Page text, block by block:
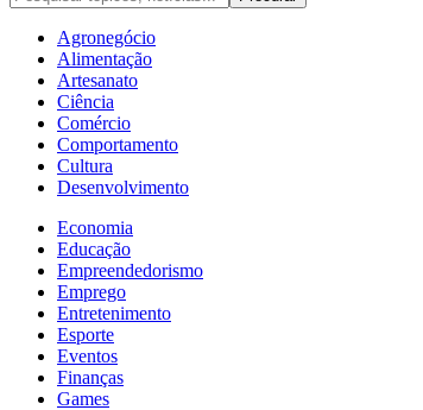
Agronegócio
Alimentação
Artesanato
Ciência
Comércio
Comportamento
Cultura
Desenvolvimento
Economia
Educação
Empreendedorismo
Emprego
Entretenimento
Esporte
Eventos
Finanças
Games